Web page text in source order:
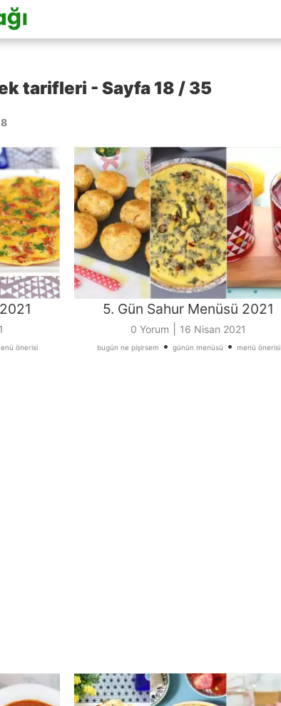
tarifleri - Sayfa 18 / 35
önerisi
5. Gün Sahur Menüsü 2021
0 Yorum 16 Nisan 2021
bugün ne pişirsem • günün menüsü • menü önerisi